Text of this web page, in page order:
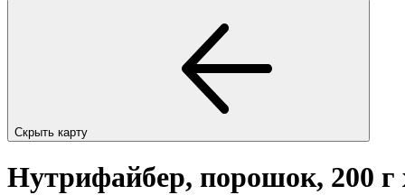
Скрыть карту
Нутрифайбер, порошок, 200 г